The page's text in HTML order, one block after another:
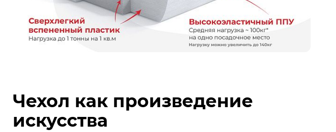
Чехол как произведение
искусства